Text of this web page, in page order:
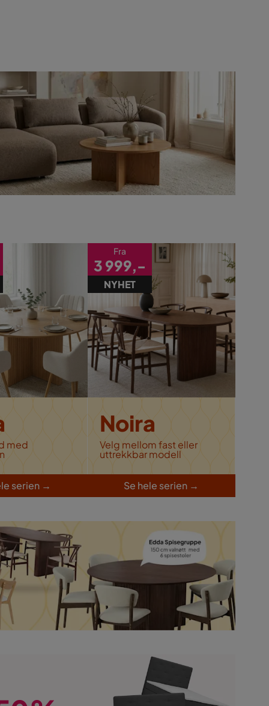
med
serien→
Fra
3 999,-
NYHET
Noira
Velg mellom fast eller
uttrekkbar modell
Se hele serien →